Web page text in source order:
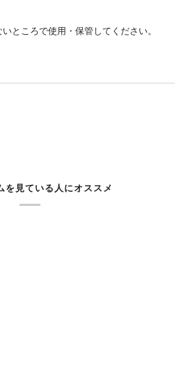
ところで使用・保管してください。
を見ている人にオススメ